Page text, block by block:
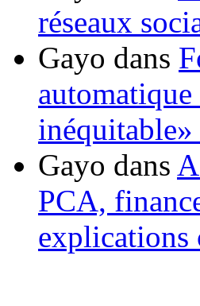
réseaux
Gayo dans
Gayo dans
PCA,
explications